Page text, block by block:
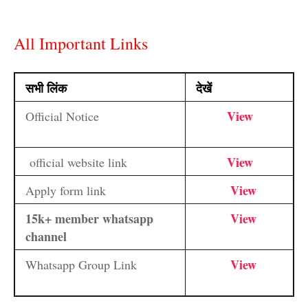
All Important Links
सभी लिंक देखें
Official Notice View
official website link View
Apply form link
View
15k+ member whatsapp
channel
View
Whatsapp Group Link View